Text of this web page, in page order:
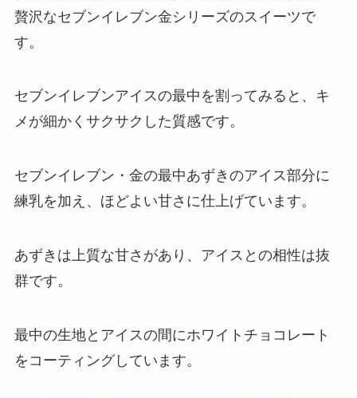
贅沢なセブンイレブン金シリーズのスイーツで
す。
セブンイレブンアイスの最中を割ってみると、キ
メが細かくサクサクした質感です。
セブンイレブン・金の最中あずきのアイス部分に
練乳を加え、ほどよい甘さに仕上げています。
あずきは上質な甘さがあり、アイスとの相性は抜
群です。
最中の生地とアイスの間にホワイトチョコレート
をコーティングしています。